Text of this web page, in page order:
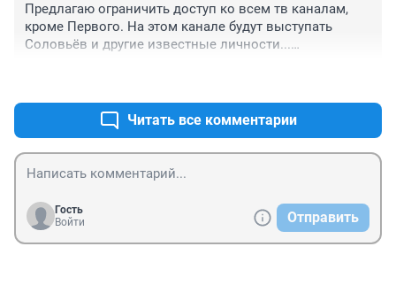
панику поднимают.
В обществе бардак, а дураки пытаются порядок
наводить на пустом месте.
Предлагаю ограничить доступ ко всем тв каналам,
кроме Первого. На этом канале будут выступать
Соловьёв и другие известные личности...
ввести штрафы...Читать все комментарии
Гость
Войти
Отправить